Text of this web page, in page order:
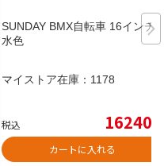
SUNDAY BMX自転車 16インチ
水色
マイストア在庫： 1178
税込 16240
カートに入れる